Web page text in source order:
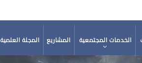
الخدمات المجتمعية المشاريع المجلة العلمية